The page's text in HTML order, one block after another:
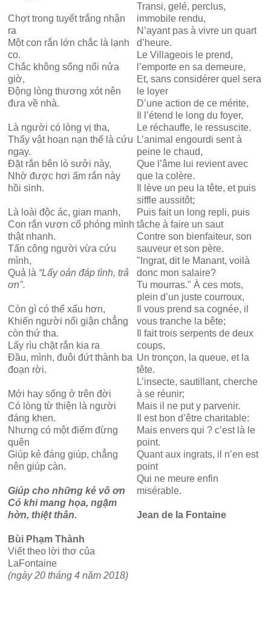
Chợt trong tuyết trắng nhận
ra
Một con rắn lớn chắc là lạnh
co.
Chắc không sống nổi nửa
giờ,
Động lòng thương xót nên
đưa về nhà.
Là người có lòng vị tha,
Thấy vật hoạn nạn thế là cứu
ngay.
Đặt rắn bên lò sưởi này,
Nhờ được hơi ấm rắn này
hồi sinh.
Là loài độc ác, gian manh,
Con rắn vươn cổ phóng mình
thật nhanh.
Tấn công người vừa cứu
mình,
Quả là “Lấy oán đáp tình, trả
ơn".
Còn gì có thể xấu hơn,
Khiến người nổi giận chẳng
còn thứ tha.
Lấy rìu chặt rắn kia ra
Đầu, mình, đuôi đứt thành ba
đoạn rời.
Mới hay sống ở trên đời
Có lòng từ thiện là người
đáng khen.
Nhưng có một điểm đừng
quên
Giúp kẻ đáng giúp, chẳng
nên giúp càn.
Giúp cho những kẻ vô ơn
Có khi mang họa, ngậm
hờn, thiệt thân.
Bùi Phạm Thành
Viết theo lời thơ của
LaFontaine
(ngày 20 tháng 4 năm 2018)
Transi, gelé, perclus,
immobile rendu,
N’ayant pas à vivre un quart
d’heure.
Le Villageois le prend,
l’emporte en sa demeure,
Et, sans considérer quel sera
le loyer
D’une action de ce mérite,
Il l’étend le long du foyer,
Le réchauffe, le ressuscite.
L’animal engourdi sent à
peine le chaud,
Que l’âme lui revient avec
que la colère.
Il lève un peu la tête, et puis
siffle aussitôt;
Puis fait un long repli, puis
tâche à faire un saut
Contre son bienfaiteur, son
sauveur et son père.
"Ingrat, dit le Manant, voilà
donc mon salaire?
Tu mourras." À ces mots,
plein d’un juste courroux,
Il vous prend sa cognée, il
vous tranche la bête;
Il fait trois serpents de deux
coups,
Un tronçon, la queue, et la
tête.
L’insecte, sautillant, cherche
à se réunir;
Mais il ne put y parvenir.
Il est bon d’être charitable:
Mais envers qui ? c’est là le
point.
Quant aux ingrats, il n’en est
point
Qui ne meure enfin
misérable.
Jean de la Fontaine